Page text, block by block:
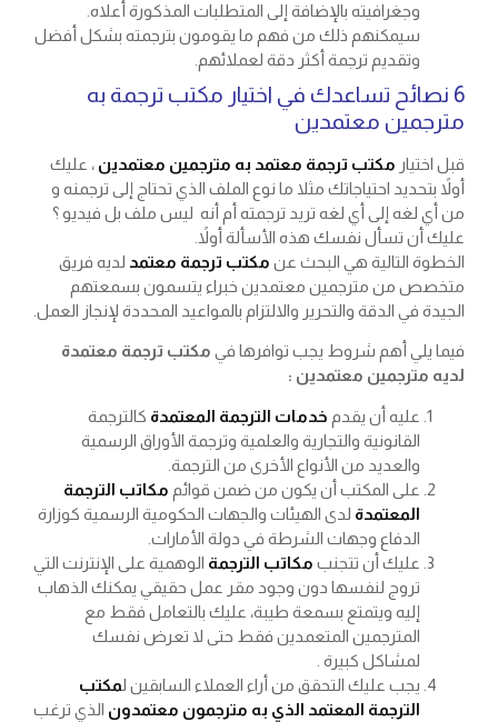
وجغرافيته بالإضافة إلى المتطلبات المذكورة أعلاه.
سيمكنهم ذلك من فهم ما يقومون بترجمته بشكل أفضل
وتقديم ترجمة أكثر دقة لعملائهم.
6 نصائح تساعدك في اختيار مكتب ترجمة به
مترجمين معتمدين
قبل اختيار مكتب ترجمة معتمد به مترجمين معتمدين ، عليك
أولاً بتحديد احتياجاتك مثلا ما نوع الملف الذي تحتاج إلى ترجمنه و
من أي لغه إلى أي لغه تريد ترجمته أم أنه ليس ملف بل فيديو ؟
عليك أن تسأل نفسك هذه الأسألة أولاً.
الخطوة التالية هي البحث عن مكتب ترجمة معتمد لديه فريق
متخصص من مترجمين معتمدين خبراء يتسمون بسمعتهم
الجيدة في الدقة والتحرير والالتزام بالمواعيد المحددة لإنجاز العمل.
فيما يلي أهم شروط يجب توافرها في مكتب ترجمة معتمدة
لديه مترجمين معتمدين :
عليه أن يقدم خدمات الترجمة المعتمدة كالترجمة
القانونية والتجارية والعلمية وترجمة الأوراق الرسمية
والعديد من الأنواع الأخرى من الترجمة.
على المكتب أن يكون من ضمن قوائم مكاتب الترجمة
المعتمدة لدى الهيئات والجهات الحكومية الرسمية كوزارة
الدفاع وجهات الشرطة في دولة الأمارات.
عليك أن تتجنب مكاتب الترجمة الوهمية على الإنترنت التي
تروج لنفسها دون وجود مقر عمل حقيقي يمكنك الذهاب
إليه ويتمتع بسمعة طيبة، عليك بالتعامل فقط مع
المترجمين المتعمدين فقط حتى لا تعرض نفسك
لمشاكل كبيرة .
يجب عليك التحقق من أراء العملاء السابقين لمكتب
الترجمة المعتمد الذي به مترجمون معتمدون الذي ترغب